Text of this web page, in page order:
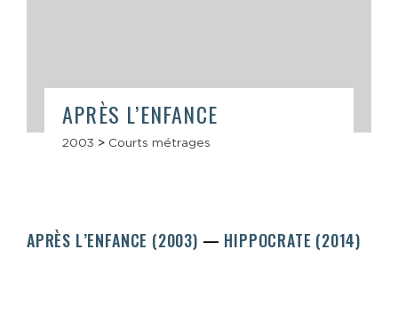
APRÈS L’ENFANCE
2003 > Courts métrages
APRÈS L’ENFANCE (2003) HIPPOCRATE (2014)